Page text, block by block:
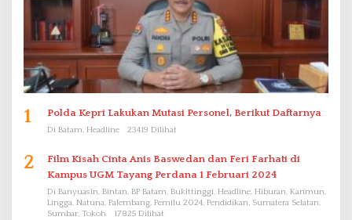
1 Polda Kepri Lakukan Mutasi Personel, Berikut Daftarnya
Di Batam, Headline 23419 Dilihat
2
Film Kisah Cinta Anis Baswedan dan Feri Farhati di
Kampus UGM Tayang Perdana 1 Februari 2024
Di Banyuasin, Bintan, BP Batam, Bukittinggi, Headline, Hiburan, Karimun,
Lingga, Natuna, Palembang, Pemilu 2024, Pendidikan, Sumatera Selatan,
Sumbar, Tokoh
17825 Dilihat